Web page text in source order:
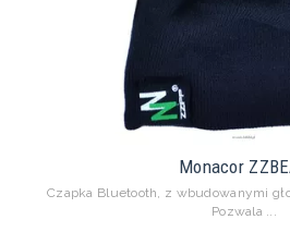
Monacor
Czapka Bluetooth, z wbudowanymi
Pozwala ...